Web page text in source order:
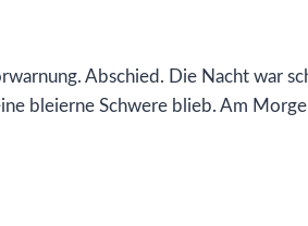
Abschied. Die Nacht war
bleierne Schwere blieb. Am